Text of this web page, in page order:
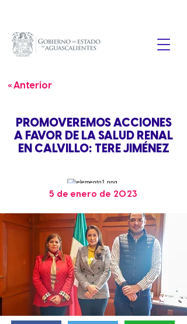
« Anterior
PROMOVEREMOS ACCIONES
A FAVOR DE LA SALUD RENAL
EN CALVILLO: TERE JIMÉNEZ
5 de enero de 2023